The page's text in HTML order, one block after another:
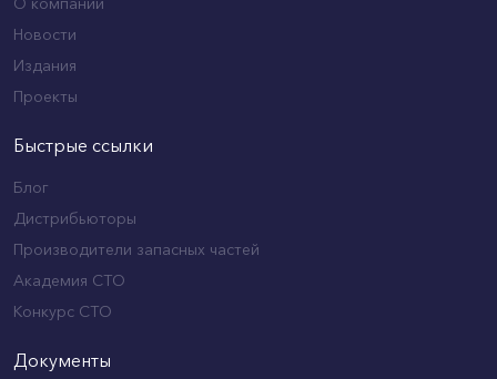
Новости
Издания
Проекты
Быстрые ссылки
Блог
Дистрибьюторы
Производители запасных частей
Академия СТО
Конкурс СТО
Документы